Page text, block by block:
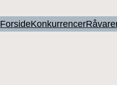
ForsideKonkurrencer